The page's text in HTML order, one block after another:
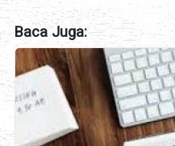
Baca Juga: